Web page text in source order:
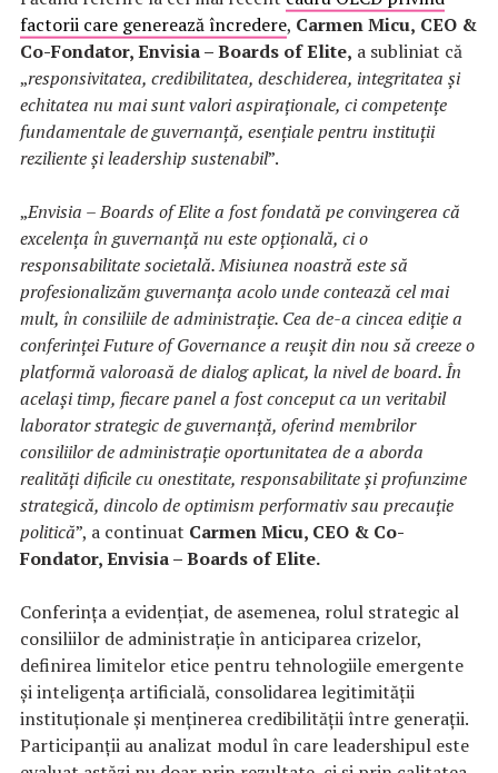
factorii care generează încredere, Carmen Micu, CEO &
Co-Fondator, Envisia – Boards of Elite, a subliniat că
„responsivitatea, credibilitatea, deschiderea, integritatea și
echitatea nu mai sunt valori aspiraționale, ci competențe
fundamentale de guvernanță, esențiale pentru instituții
reziliente și leadership sustenabil”.
„Envisia – Boards of Elite a fost fondată pe convingerea că
excelența în guvernanță nu este opțională, ci o
responsabilitate societală. Misiunea noastră este să
profesionalizăm guvernanța acolo unde contează cel mai
mult, în consiliile de administrație. Cea de-a cincea ediție a
conferinței Future of Governance a reușit din nou să creeze o
platformă valoroasă de dialog aplicat, la nivel de board. În
același timp, fiecare panel a fost conceput ca un veritabil
laborator strategic de guvernanță, oferind membrilor
consiliilor de administrație oportunitatea de a aborda
realități dificile cu onestitate, responsabilitate și profunzime
strategică, dincolo de optimism performativ sau precauție
politică”, a continuat Carmen Micu, CEO & Co-
Fondator, Envisia – Boards of Elite.
Conferința a evidențiat, de asemenea, rolul strategic al
consiliilor de administrație în anticiparea crizelor,
definirea limitelor etice pentru tehnologiile emergente
și inteligența artificială, consolidarea legitimității
instituționale și menținerea credibilității între generații.
Participanții au analizat modul în care leadershipul este